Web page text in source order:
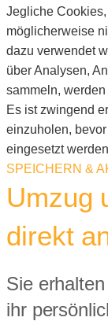
Jegliche
möglicherweise
dazu verwendet
über Analysen,
sammeln,
Es ist zwingend
einzuholen,
eingesetzt
SPEICHERN &
Umzug
direkt
Sie
ihr